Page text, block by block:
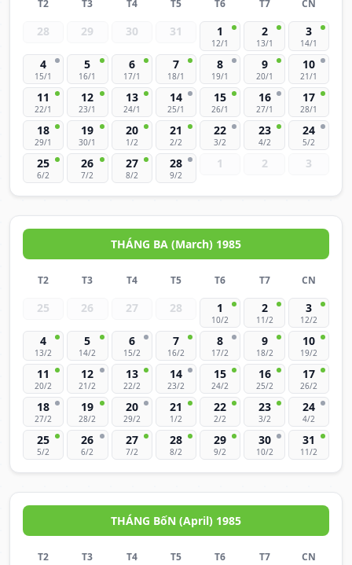
T2 T3 T4 T5 T6 T7 CN
28 29 30 31 1
12/1
2
13/1
3
14/1
4
15/1
5
16/1
6
17/1
7
18/1
8
19/1
9
20/1
10
21/1
11
22/1
12
23/1
13
24/1
14
25/1
15
26/1
16
27/1
17
28/1
18
29/1
19
30/1
20
1/2
21
2/2
22
3/2
23
4/2
24
5/2
25
6/2
26
7/2
27
8/2
28
9/2
1 2 3
THÁNG BA (March) 1985
T2 T3 T4 T5 T6 T7 CN
25 26 27 28 1
10/2
2
11/2
3
12/2
4
13/2
5
14/2
6
15/2
7
16/2
8
17/2
9
18/2
10
19/2
11
20/2
12
21/2
13
22/2
14
23/2
15
24/2
16
25/2
17
26/2
18
27/2
19
28/2
20
29/2
21
1/2
22
2/2
23
3/2
24
4/2
25
5/2
26
6/2
27
7/2
28
8/2
29
9/2
30
10/2
31
11/2
THÁNG BốN (April) 1985
T2 T3 T4 T5 T6 T7 CN